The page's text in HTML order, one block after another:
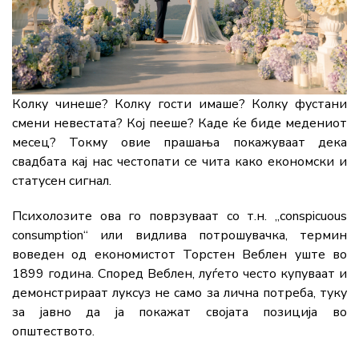
Колку чинеше? Колку гости имаше? Колку фустани
смени невестата? Кој пееше? Каде ќе биде медениот
месец? Токму овие прашања покажуваат дека
свадбата кај нас честопати се чита како економски и
статусен сигнал.
Психолозите ова го поврзуваат со т.н. „conspicuous
consumption“ или видлива потрошувачка, термин
воведен од економистот Торстен Веблен уште во
1899 година. Според Веблен, луѓето често купуваат и
демонстрираат луксуз не само за лична потреба, туку
за јавно да ја покажат својата позиција во
општеството.